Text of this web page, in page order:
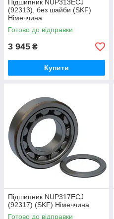
Підшипник NUP313ECJ
(92313), без шайби (SKF)
Німеччина
Готово до відправки
3 945 ₴
Купити
Підшипник NUP317ECJ
(92317) (SKF) Німеччина
Готово до відправки